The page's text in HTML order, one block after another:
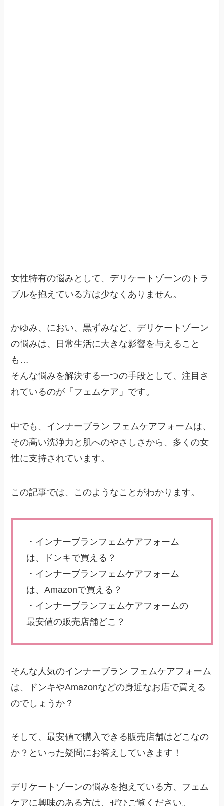
女性特有の悩みとして、デリケートゾーンのトラ
ブルを抱えている方は少なくありません。
かゆみ、におい、黒ずみなど、デリケートゾーン
の悩みは、日常生活に大きな影響を与えること
も…
そんな悩みを解決する一つの手段として、注目さ
れているのが「フェムケア」です。
中でも、インナーブラン フェムケアフォームは、
その高い洗浄力と肌へのやさしさから、多くの女
性に支持されています。
この記事では、このようなことがわかります。
・インナーブランフェムケアフォーム
は、ドンキで買える？
・インナーブランフェムケアフォーム
は、Amazonで買える？
・インナーブランフェムケアフォームの
最安値の販売店舗どこ？
そんな人気のインナーブラン フェムケアフォーム
は、ドンキやAmazonなどの身近なお店で買える
のでしょうか？
そして、最安値で購入できる販売店舗はどこなの
か？といった疑問にお答えしていきます！
デリケートゾーンの悩みを抱えている方、フェム
ケアに興味のある方は、ぜひご覧ください。